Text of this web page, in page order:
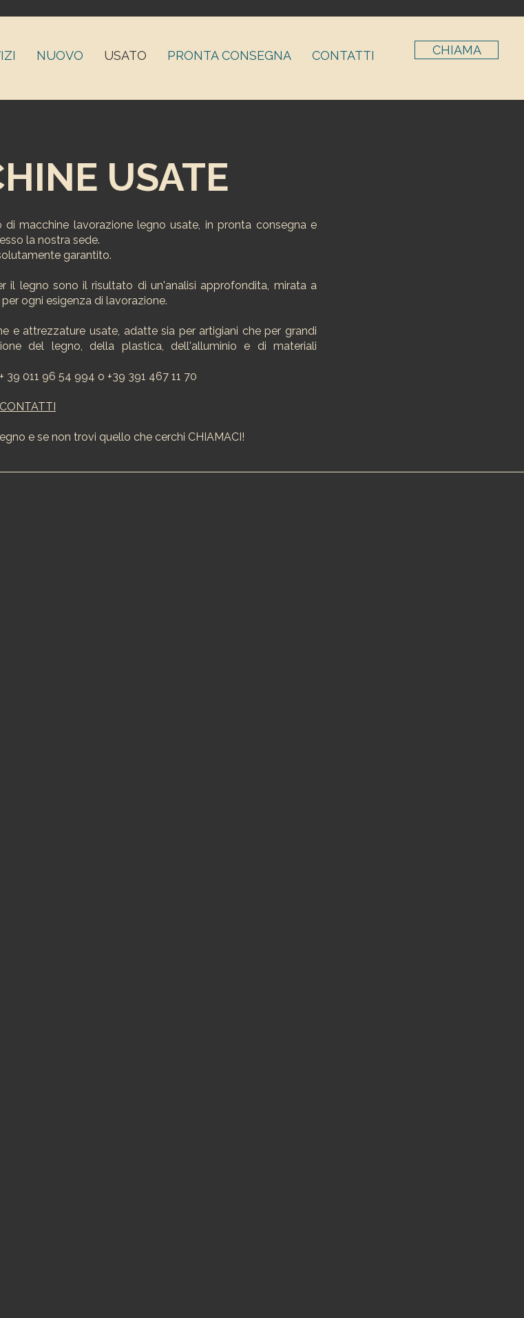
NUOVO USATO PRONTA CONSEGNA CONTATTI CHIAMA
USATE
macchine lavorazione legno usate, in pronta consegna e
la nostra sede.
garantito.
il legno sono il risultato di un'analisi approfondita, mirata a
ogni esigenza di lavorazione.
e attrezzature usate, adatte sia per artigiani che per grandi
del legno, della plastica, dell'alluminio e di materiali
011 96 54 994 o +39 391 467 11 70
e se non trovi quello che cerchi CHIAMACI!